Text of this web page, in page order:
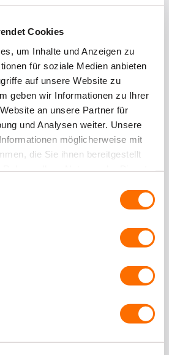
Cookies
um Inhalte und Anzeigen zu
für soziale Medien anbieten
auf unsere Website zu
geben wir Informationen zu Ihrer
an unsere Partner für
und Analysen weiter. Unsere
möglicherweise mit
die Sie ihnen bereitgestellt
2026 – München
Weiterlesen
Weiterlesen